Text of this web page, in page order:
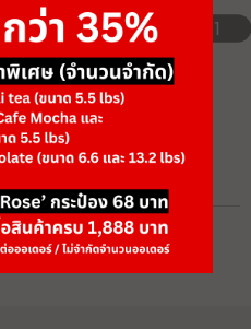
1/1